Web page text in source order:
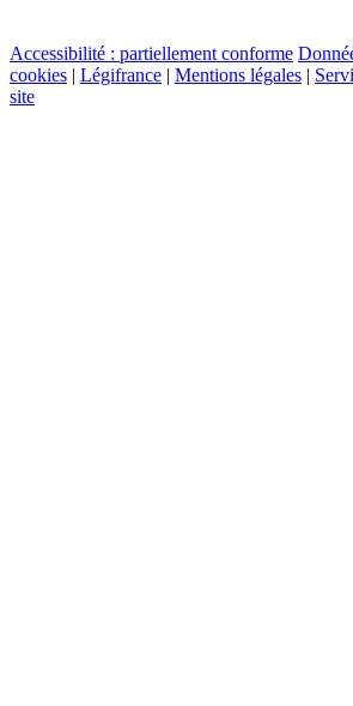
Accessibilité : partiellement conforme
cookies | Légifrance | Mentions légales |
site